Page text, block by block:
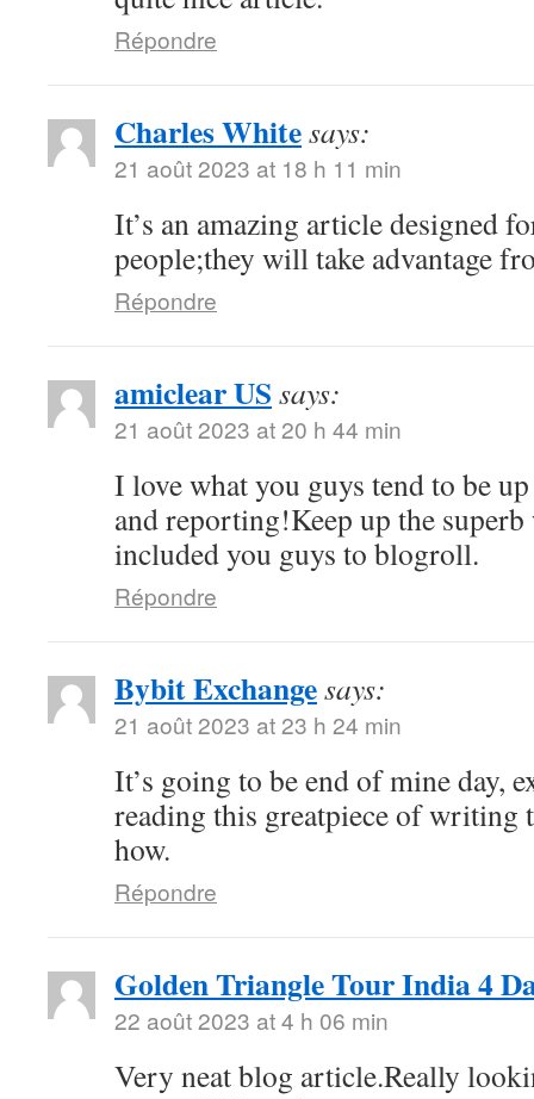
Répondre
Charles Whitesays:
21 août 2023 at 18 h 11 min
It’s an amazing article designed
people;they will take advantage
Répondre
amiclear US says:
21 août 2023 at 20 h 44 min
I love what you guys tend to be
and reporting!Keep up the superb
included you guys to blogroll.
Répondre
Bybit Exchangesays:
21 août 2023 at 23 h 24 min
It’s going to be end of mine day,
reading this greatpiece of writing
how.
Répondre
Golden Triangle Tour India 4
22 août 2023 at 4 h 06 min
Very neat blog article.Really